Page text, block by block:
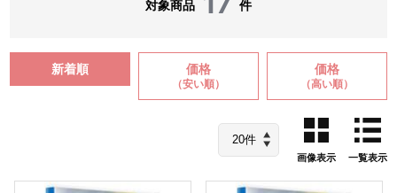
対象商品 件
新着順 価格
（安い順）
価格
（高い順）
画像表示 一覧表示